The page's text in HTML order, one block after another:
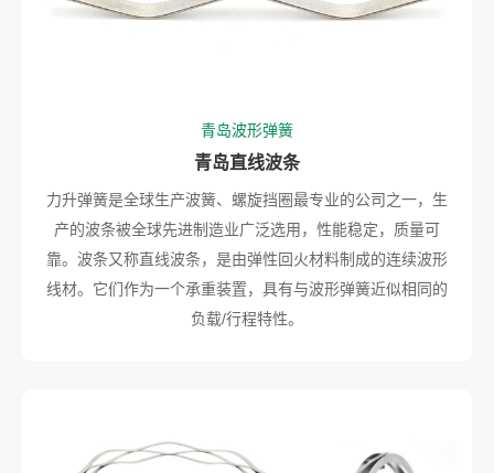
青岛波形弹簧
青岛直线波条
力升弹簧是全球生产波簧、螺旋挡圈最专业的公司之一，生
产的波条被全球先进制造业广泛选用，性能稳定，质量可
靠。波条又称直线波条，是由弹性回火材料制成的连续波形
线材。它们作为一个承重装置，具有与波形弹簧近似相同的
负载/行程特性。